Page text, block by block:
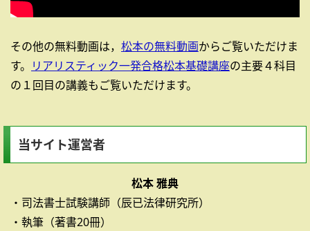
その他の無料動画は， 松本の無料動画からご覧いただけま
す。 リアリスティック一発合格松本基礎講座の主要４科目
の１回目の講義もご覧いただけます。
当サイト運営者
松本 雅典
・司法書士試験講師（辰已法律研究所）
・執筆（著書20冊）